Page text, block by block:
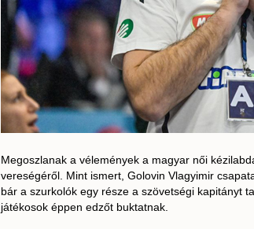
Megoszlanak a vélemények a magyar női
vereségéről. Mint ismert, Golovin Vlagyimir
bár a szurkolók egy része a szövetségi kapitányt
játékosok éppen edzőt buktatnak.